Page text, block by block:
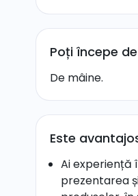
Poți începe
De mâine.
Este
Ai experiență
prezentarea